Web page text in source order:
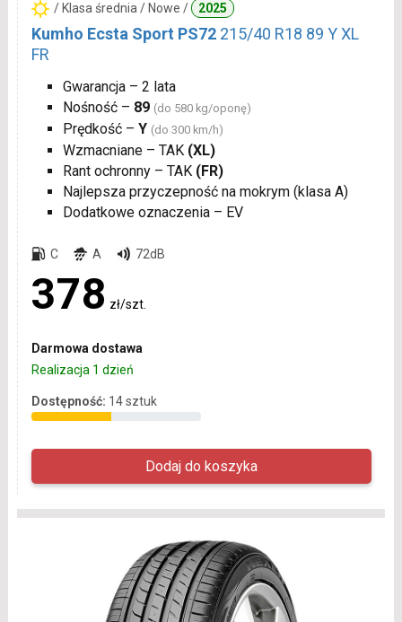
/ Klasa średnia / Nowe / 2025
Kumho Ecsta Sport PS72 215/40 R18 89 Y XL
FR
Gwarancja – 2 lata
Nośność – 89 (do 580 kg/oponę)
Prędkość – Y (do 300 km/h)
Wzmacniane – TAK (XL)
Rant ochronny – TAK (FR)
Najlepsza przyczepność na mokrym (klasa A)
Dodatkowe oznaczenia – EV
C A 72dB
378 zł/szt.
Darmowa dostawa
Realizacja 1 dzień
Dostępność: 14 sztuk